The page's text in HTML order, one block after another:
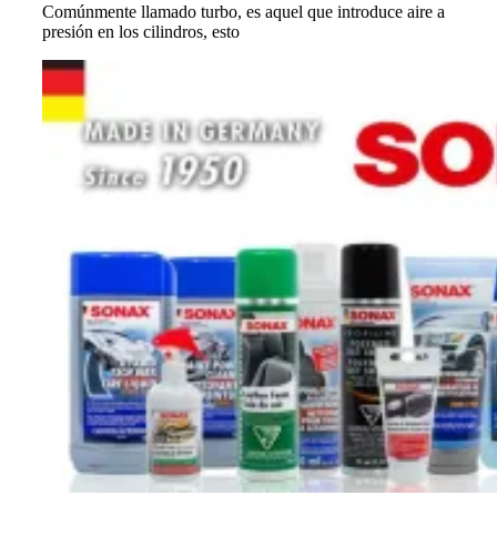
Comúnmente llamado turbo, es aquel que introduce aire a
presión en los cilindros, esto